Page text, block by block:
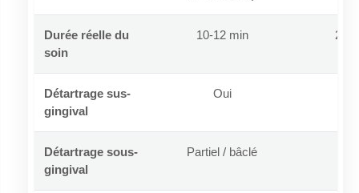
Durée réelle du
soin
10-12 min 20-
Détartrage sus-
gingival
Oui
Détartrage sous-
gingival
Partiel / bâclé